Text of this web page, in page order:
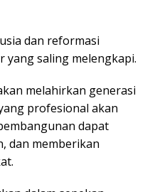
dan reformasi
yang saling melengkapi.
melahirkan generasi
profesional akan
dapat
dan memberikan